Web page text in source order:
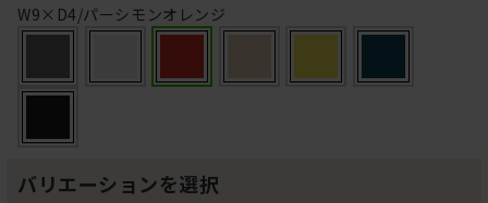
W9×D4/パーシモンオレンジ
バリエーションを選択